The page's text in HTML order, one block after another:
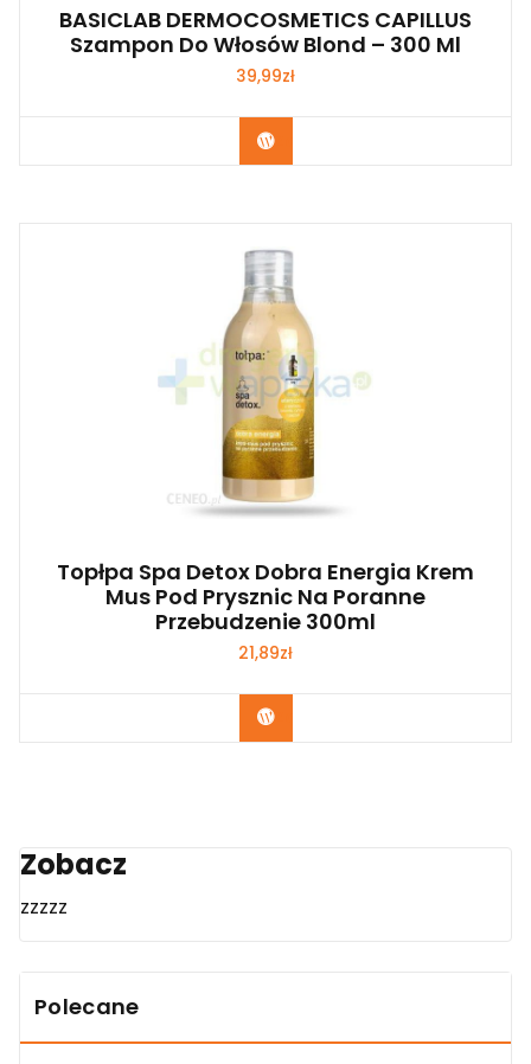
BASICLAB DERMOCOSMETICS CAPILLUS
Szampon Do Włosów Blond – 300 Ml
39,99zł
Zobacz
Topłpa Spa Detox Dobra Energia Krem
Mus Pod Prysznic Na Poranne
Przebudzenie 300ml
21,89zł
Zobacz
Zobacz
zzzzz
Polecane